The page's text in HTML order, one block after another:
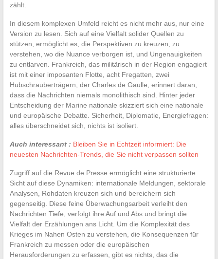
zählt.
In diesem komplexen Umfeld reicht es nicht mehr aus, nur eine
Version zu lesen. Sich auf eine Vielfalt solider Quellen zu
stützen, ermöglicht es, die Perspektiven zu kreuzen, zu
verstehen, wo die Nuance verborgen ist, und Ungenauigkeiten
zu entlarven. Frankreich, das militärisch in der Region engagiert
ist mit einer imposanten Flotte, acht Fregatten, zwei
Hubschrauberträgern, der Charles de Gaulle, erinnert daran,
dass die Nachrichten niemals monolithisch sind. Hinter jeder
Entscheidung der Marine nationale skizziert sich eine nationale
und europäische Debatte. Sicherheit, Diplomatie, Energiefragen:
alles überschneidet sich, nichts ist isoliert.
Auch interessant : Bleiben Sie in Echtzeit informiert: Die
neuesten Nachrichten-Trends, die Sie nicht verpassen sollten
Zugriff auf die Revue de Presse ermöglicht eine strukturierte
Sicht auf diese Dynamiken: internationale Meldungen, sektorale
Analysen, Rohdaten kreuzen sich und bereichern sich
gegenseitig. Diese feine Überwachungsarbeit verleiht den
Nachrichten Tiefe, verfolgt ihre Auf und Abs und bringt die
Vielfalt der Erzählungen ans Licht. Um die Komplexität des
Krieges im Nahen Osten zu verstehen, die Konsequenzen für
Frankreich zu messen oder die europäischen
Herausforderungen zu erfassen, gibt es nichts, das die